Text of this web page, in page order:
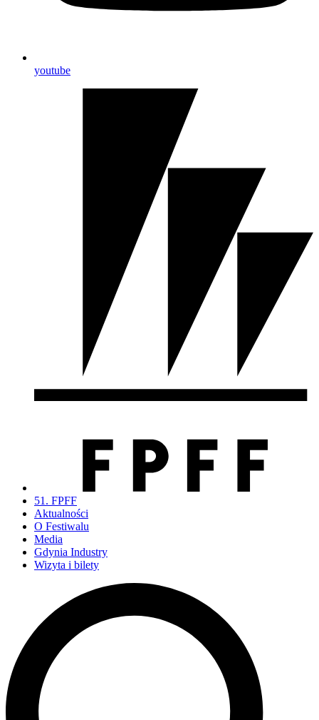
youtube
51. FPFF
Aktualności
O Festiwalu
Media
Gdynia Industry
Wizyta i bilety